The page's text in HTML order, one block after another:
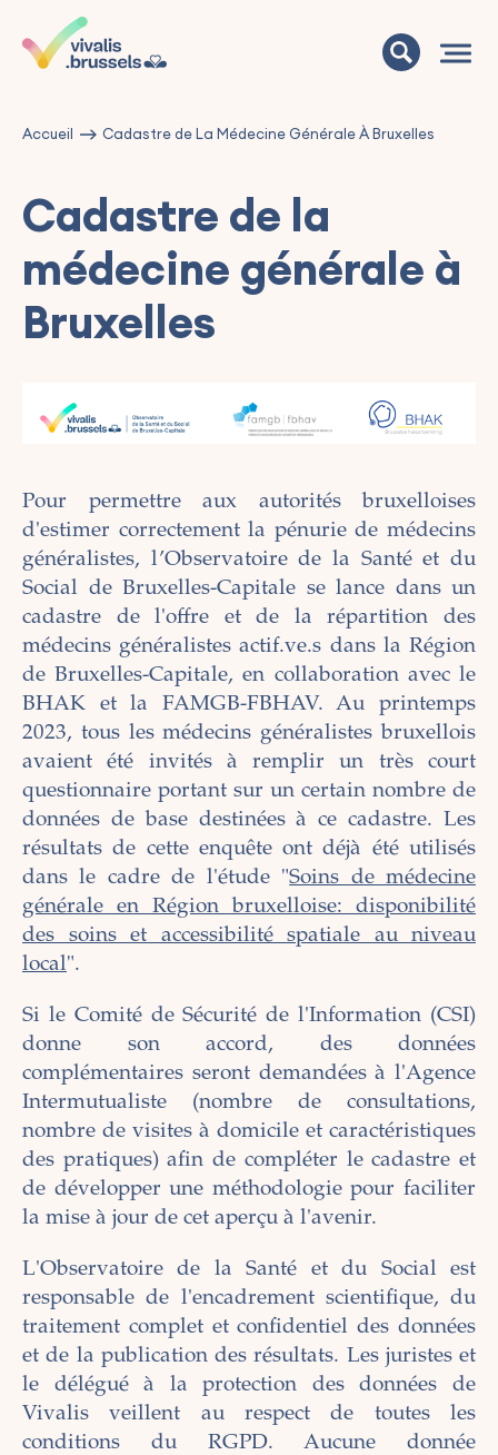
Accueil Cadastre de La Médecine Générale À Bruxelles
Cadastre de la
médecine générale à
Bruxelles
Pour permettre aux autorités bruxelloises
d'estimer correctement la pénurie de médecins
généralistes, l’Observatoire de la Santé et du
Social de Bruxelles-Capitale se lance dans un
cadastre de l'offre et de la répartition des
médecins généralistes actif.ve.s dans la Région
de Bruxelles-Capitale, en collaboration avec le
BHAK et la FAMGB-FBHAV. Au printemps
2023, tous les médecins généralistes bruxellois
avaient été invités à remplir un très court
questionnaire portant sur un certain nombre de
données de base destinées à ce cadastre. Les
résultats de cette enquête ont déjà été utilisés
dans le cadre de l'étude "Soins de médecine
générale en Région bruxelloise: disponibilité
des soins et accessibilité spatiale au niveau
local".
Si le Comité de Sécurité de l'Information (CSI)
donne son accord, des données
complémentaires seront demandées à l'Agence
Intermutualiste (nombre de consultations,
nombre de visites à domicile et caractéristiques
des pratiques) afin de compléter le cadastre et
de développer une méthodologie pour faciliter
la mise à jour de cet aperçu à l'avenir.
L'Observatoire de la Santé et du Social est
responsable de l'encadrement scientifique, du
traitement complet et confidentiel des données
et de la publication des résultats. Les juristes et
le délégué à la protection des données de
Vivalis veillent au respect de toutes les
conditions du RGPD. Aucune donnée